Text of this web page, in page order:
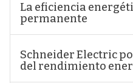
La eficiencia
permanente
Schneider Electric
del rendimiento